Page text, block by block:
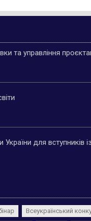
та управління
України для
Всеукраїнський